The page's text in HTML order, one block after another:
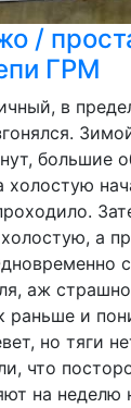
/
ГРМ
в
большие
а
аж
раньше и
но тяги
что
на неделю